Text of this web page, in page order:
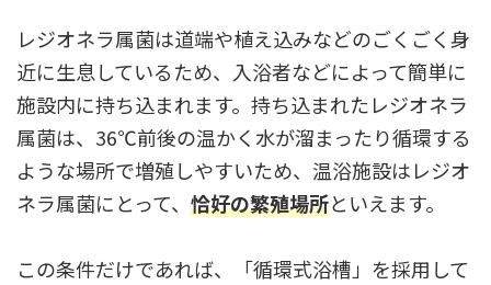
レジオネラ属菌は道端や植え込みなどのごくごく身
近に生息しているため、入浴者などによって簡単に
施設内に持ち込まれます。持ち込まれたレジオネラ
属菌は、36℃前後の温かく水が溜まったり循環する
ような場所で増殖しやすいため、温浴施設はレジオ
ネラ属菌にとって、 恰好の繁殖場所といえます。
この条件だけであれば、「循環式浴槽」を採用して